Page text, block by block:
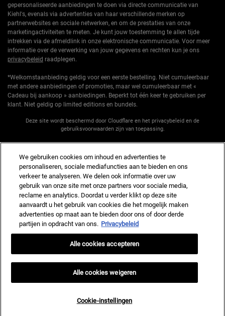
gepersonaliseerde aanbiedingen te doen via directe communicatie van
Kiehl's, evenals via advertenties van haar verschillende merken op
partnerwebsites en sociale netwerken, en om de prestaties van onze
marketingactiviteiten te meten. Je kunt jouw toestemming te allen tijde
intrekken via de afmeldlink in onze elektronische communicatie. Voor meer
informatie over de verwerking van jouw gegevens en rechten kun je ons
privacybeleid raadplegen.
*Welkomstaanbieding geldig voor een eerste bestelling. Niet cumuleerbaar
met andere aanbiedingen of promoties, maar wel cumuleerbaar met «
Cadeau bij aankoop » aanbiedingen. Beperkt tot één keer te gebruiken per
klant. Niet geldig op limited editions en bundels.
Deze site wordt beschermd door Cloudflare en het privacybeleid en de
gebruiksvoorwaarden zijn van toepassing.
AANMELDEN
Fabrikantinformatie
KIEHL'S
14, rue Royale - 75008 Paris France
kiehls@nl.oaccare.com
AANKOOPOPTIE
Gebruiksvoorwaarden
We gebruiken cookies om inhoud en advertenties te
personaliseren, sociale mediafuncties aan te bieden en ons
verkeer te analyseren. We delen ook informatie over uw
gebruik van onze site met onze partners voor sociale media,
reclame en analytics. Doordat u verder klikt op deze site
aanvaardt u het gebruik van cookies die het mogelijk maken
advertenties op maat aan te bieden door ons of door derde
partijen in opdracht van ons. Privacybeleid
Cookie-instellingen
Alle cookies weigeren
Alle cookies accepteren